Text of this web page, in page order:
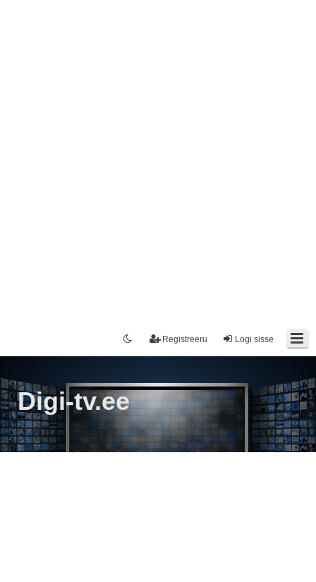
Logi sisse
Registreeru
Digi-tv.ee